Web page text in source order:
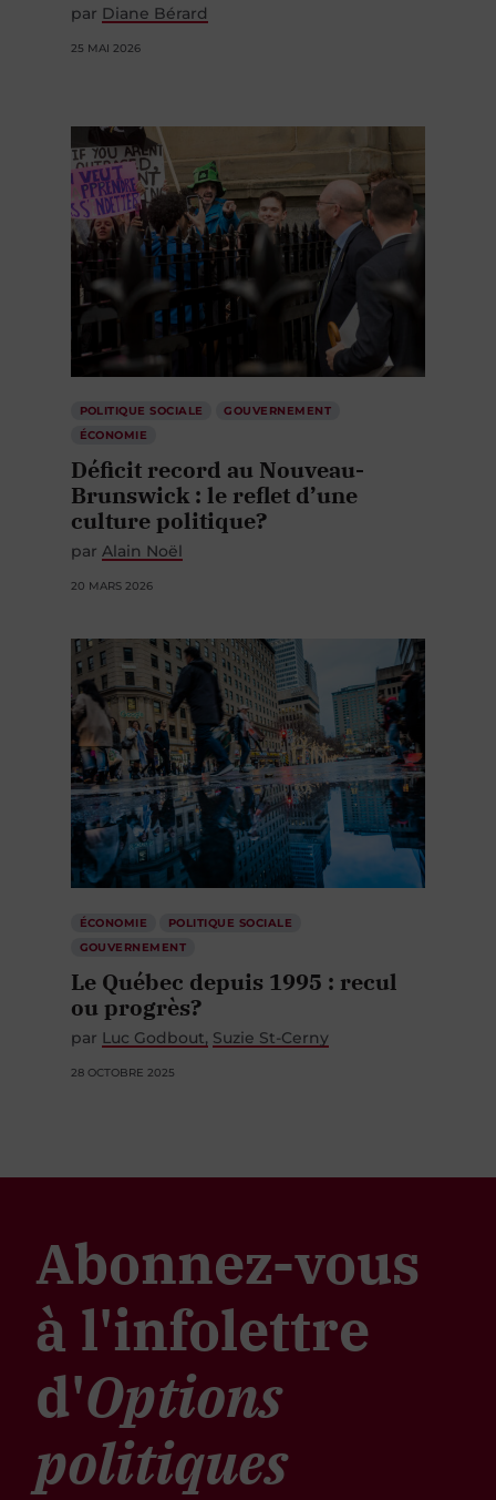
par Diane Bérard
25 MAI 2026
POLITIQUE SOCIALE
GOUVERNEMENT
ÉCONOMIE
Déficit record au Nouveau-
Brunswick : le reflet d’une
culture politique?
par Alain Noël
20 MARS 2026
ÉCONOMIE
POLITIQUE SOCIALE
GOUVERNEMENT
Le Québec depuis 1995 : recul
ou progrès?
par Luc Godbout Suzie St-Cerny
28 OCTOBRE 2025
Abonnez-vous
à l'infolettre
d'Options
politiques